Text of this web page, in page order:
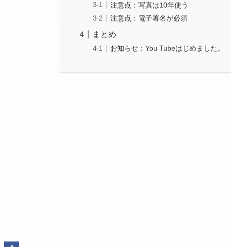
注意点：写真は10年使う
注意点：電子署名が必須
まとめ
お知らせ：You Tubeはじめました。